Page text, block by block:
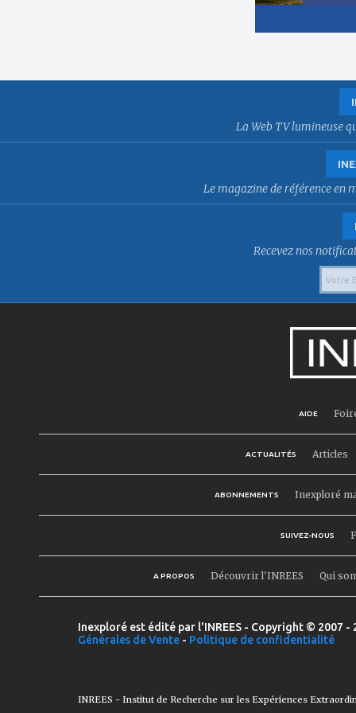
La Web TV lumineuse
Le magazine de référence en
Recevez nos
AIDE
ACTUALITÉS Articles
ABONNEMENTS Inexploré
SUIVEZ-NOUS
A PROPOS Découvrir l'INREES Qui
Inexploré est édité par l'INREES - Copyright © 2007
Générales de Vente - Politique de confidentialité
INREES - Institut de Recherche sur les Expériences